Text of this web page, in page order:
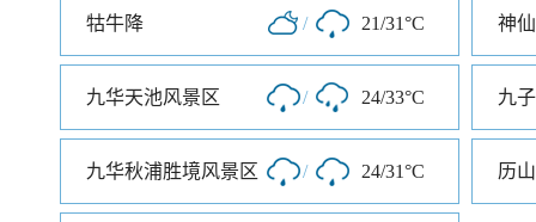
牯牛降 / 21/31°C 神
九华天池风景区 / 24/33°C 九
九华秋浦胜境风景区 / 24/31°C 历